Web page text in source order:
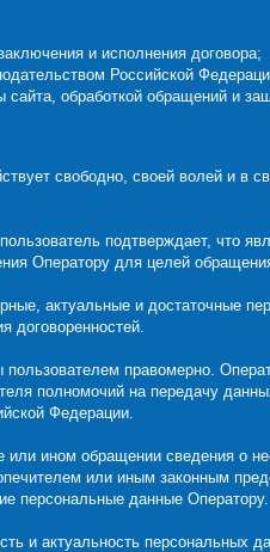
и исполнения договора;
Российской
обработкой обращений и
свободно, своей волей и в
подтверждает, что
Оператору для целей
актуальные и достаточные
договоренностей.
правомерно.
полномочий на передачу
Федерации.
ином обращении сведения о
или иным законным
персональные данные Оператору.
и актуальность персональных